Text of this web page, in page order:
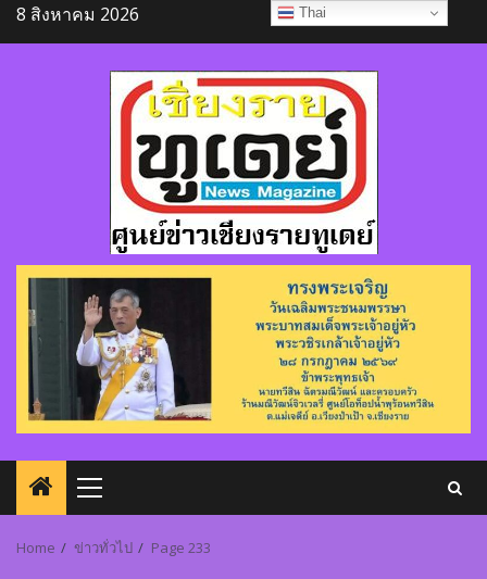
Skip
to
8 สิงหาคม 2026
Primary
Home ข่าวทั่วไป Page 233
Thai